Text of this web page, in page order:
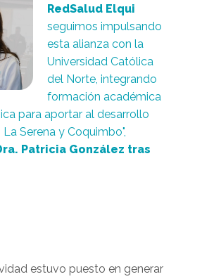
RedSalud Elqui
seguimos impulsando
esta alianza con la
Universidad Católica
del Norte, integrando
formación académica
para aportar al desarrollo
Serena y Coquimbo",
Patricia González tras
estuvo puesto en generar